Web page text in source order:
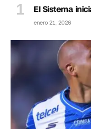
El Sistema
enero 21, 2026